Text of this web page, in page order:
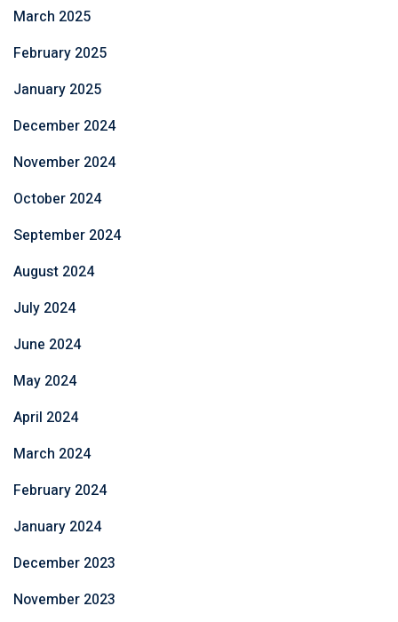
March 2025
February 2025
January 2025
December 2024
November 2024
October 2024
September 2024
August 2024
July 2024
June 2024
May 2024
April 2024
March 2024
February 2024
January 2024
December 2023
November 2023